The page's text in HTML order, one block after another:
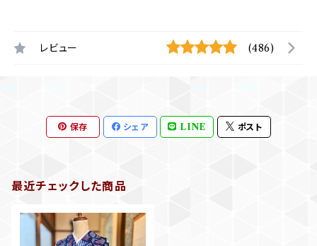
レビュー (486)
保存 シェア LINE ポスト
最近チェックした商品